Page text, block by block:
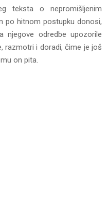
teksta o nepromišljenim
po hitnom postupku donosi,
odredbe upozorile
razmotri i doradi, čime je još
on pita.